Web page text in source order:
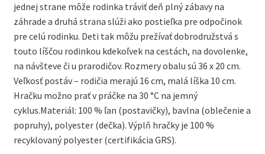
jednej strane môže rodinka tráviť deň plný zábavy na
záhrade a druhá strana slúži ako postieľka pre odpočinok
pre celú rodinku. Deti tak môžu prežívať dobrodružstvá s
touto líščou rodinkou kdekoľvek na cestách, na dovolenke,
na návšteve či u prarodičov. Rozmery obalu sú 36 x 20 cm.
Veľkosť postáv – rodičia merajú 16 cm, malá líška 10 cm.
Hračku možno prať v práčke na 30 °C na jemný
cyklus.Materiál: 100 % ľan (postavičky), bavlna (oblečenie a
popruhy), polyester (dečka). Výplň hračky je 100 %
recyklovaný polyester (certifikácia GRS).